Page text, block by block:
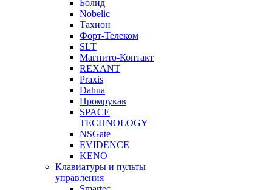
Болид
Nobelic
Тахион
Форт-Телеком
SLT
Магнито-Контакт
REXANT
Praxis
Dahua
Промрукав
SPACE
TECHNOLOGY
NSGate
EVIDENCE
KENO
Клавиатуры и пульты
управления